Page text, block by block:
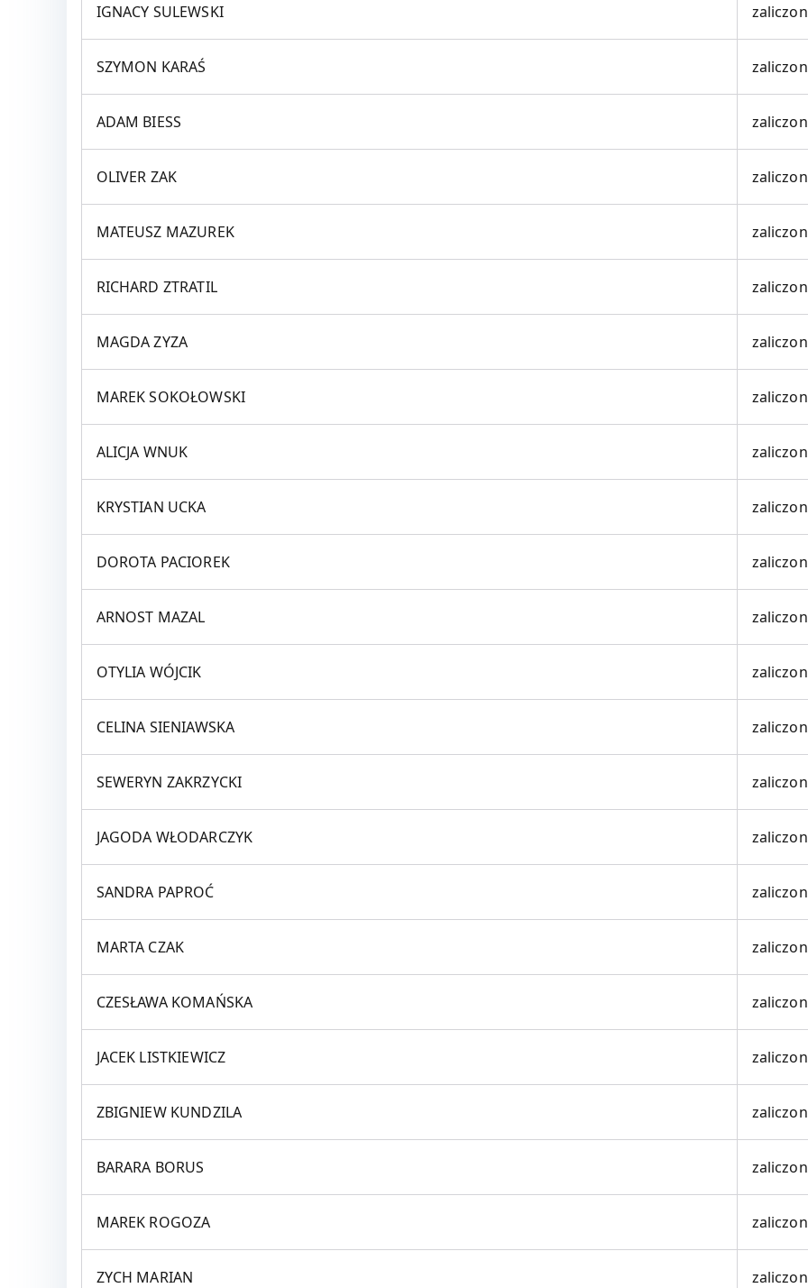
IGNACY SULEWSKI
SZYMON KARAŚ
ADAM BIESS
OLIVER ZAK
MATEUSZ MAZUREK
RICHARD ZTRATIL
MAGDA ZYZA
MAREK SOKOŁOWSKI
ALICJA WNUK
KRYSTIAN UCKA
DOROTA PACIOREK
ARNOST MAZAL
OTYLIA WÓJCIK
CELINA SIENIAWSKA
SEWERYN ZAKRZYCKI
JAGODA WŁODARCZYK
SANDRA PAPROĆ
MARTA CZAK
CZESŁAWA KOMAŃSKA
JACEK LISTKIEWICZ
ZBIGNIEW KUNDZILA
BARARA BORUS
MAREK ROGOZA
ZYCH MARIAN